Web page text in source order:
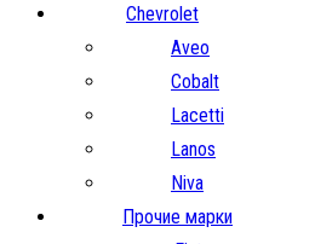
Chevrolet
Aveo
Cobalt
Lacetti
Lanos
Niva
Прочие марки